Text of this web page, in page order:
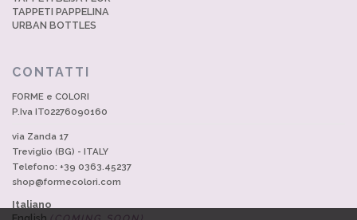
TAPPETI PAPPELINA
URBAN BOTTLES
CONTATTI
FORME e COLORI
P.Iva IT02276090160
via Zanda 17
Treviglio (BG) - ITALY
Telefono: +39 0363.45237
shop@formecolori.com
Italiano